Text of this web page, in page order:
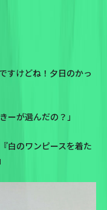
すけどね！夕日のかっ
ーが選んだの？」
白のワンピースを着た